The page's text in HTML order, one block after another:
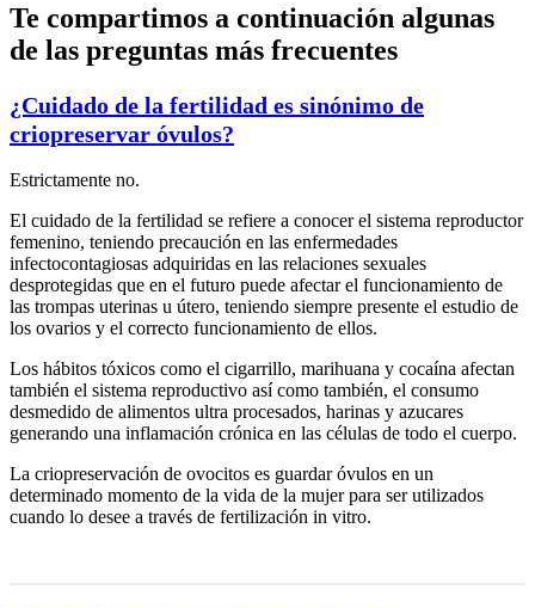
Te compartimos a continuación algunas
de las preguntas más frecuentes
¿Cuidado de la fertilidad es sinónimo de
criopreservar óvulos?
Estrictamente no.
El cuidado de la fertilidad se refiere a conocer el sistema reproductor
femenino, teniendo precaución en las enfermedades
infectocontagiosas adquiridas en las relaciones sexuales
desprotegidas que en el futuro puede afectar el funcionamiento de
las trompas uterinas u útero, teniendo siempre presente el estudio de
los ovarios y el correcto funcionamiento de ellos.
Los hábitos tóxicos como el cigarrillo, marihuana y cocaína afectan
también el sistema reproductivo así como también, el consumo
desmedido de alimentos ultra procesados, harinas y azucares
generando una inflamación crónica en las células de todo el cuerpo.
La criopreservación de ovocitos es guardar óvulos en un
determinado momento de la vida de la mujer para ser utilizados
cuando lo desee a través de fertilización in vitro.